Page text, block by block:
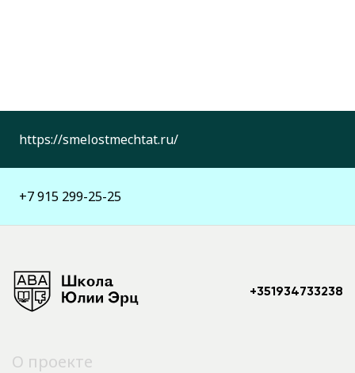
https://smelostmechtat.ru/
+7 915 299-25-25
+351934733238
О проекте